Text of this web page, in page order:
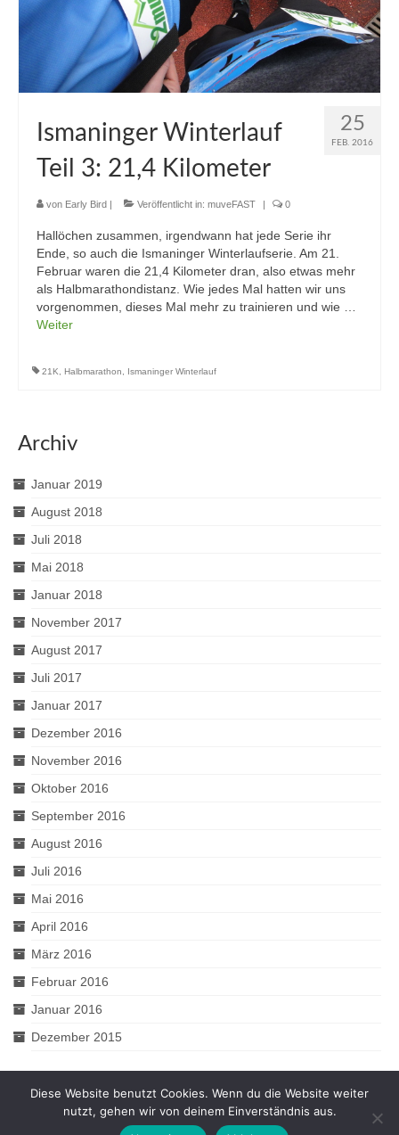
25
FEB. 2016
Ismaninger Winterlauf
Teil 3: 21,4 Kilometer
von Early Bird | Veröffentlicht in: muveFAST | 0
Hallöchen zusammen, irgendwann hat jede Serie ihr
Ende, so auch die Ismaninger Winterlaufserie. Am 21.
Februar waren die 21,4 Kilometer dran, also etwas mehr
als Halbmarathondistanz. Wie jedes Mal hatten wir uns
vorgenommen, dieses Mal mehr zu trainieren und wie …
Weiter
21K Halbmarathon Ismaninger Winterlauf
Archiv
Januar 2019
August 2018
Juli 2018
Mai 2018
Januar 2018
November 2017
August 2017
Juli 2017
Januar 2017
Dezember 2016
November 2016
Oktober 2016
September 2016
August 2016
Juli 2016
Mai 2016
April 2016
März 2016
Februar 2016
Januar 2016
Dezember 2015
Diese Website benutzt Cookies. Wenn du die Website weiter
nutzt, gehen wir von deinem Einverständnis aus.